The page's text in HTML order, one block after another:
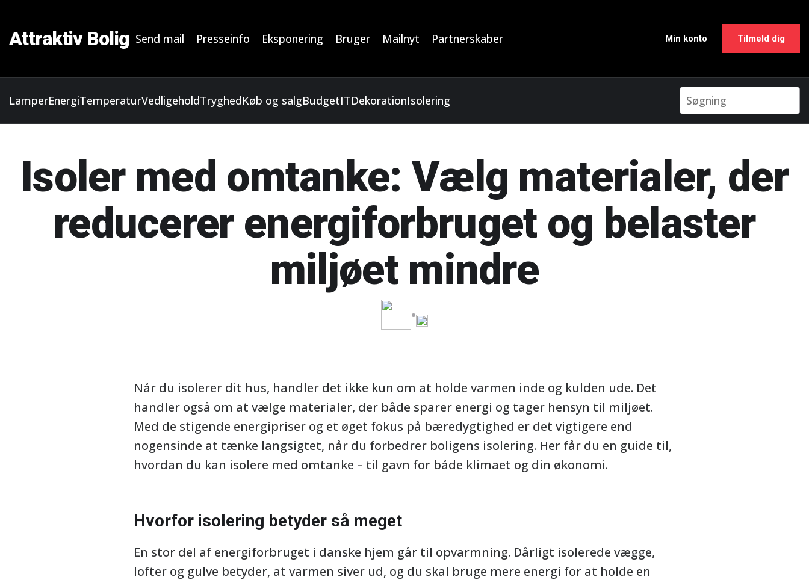
Attraktiv Bolig Send mail Presseinfo Eksponering Bruger Mailnyt Partnerskaber Min konto Tilmeld dig
LamperEnergiTemperaturVedligeholdTryghedKøb og salgBudgetITDekorationIsolering
Isoler med omtanke: Vælg materialer, der
reducerer energiforbruget og belaster
miljøet mindre
Når du isolerer dit hus, handler det ikke kun om at holde varmen inde og kulden ude. Det
handler også om at vælge materialer, der både sparer energi og tager hensyn til miljøet.
Med de stigende energipriser og et øget fokus på bæredygtighed er det vigtigere end
nogensinde at tænke langsigtet, når du forbedrer boligens isolering. Her får du en guide til,
hvordan du kan isolere med omtanke – til gavn for både klimaet og din økonomi.
Hvorfor isolering betyder så meget
En stor del af energiforbruget i danske hjem går til opvarmning. Dårligt isolerede vægge,
lofter og gulve betyder, at varmen siver ud, og du skal bruge mere energi for at holde en